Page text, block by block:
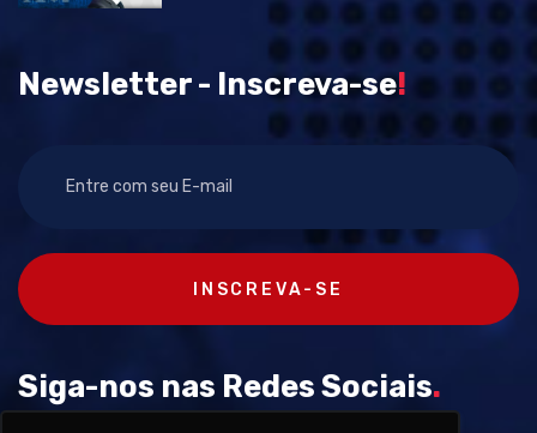
Newsletter - Inscreva-se!
INSCREVA-SE
Siga-nos nas Redes Sociais.